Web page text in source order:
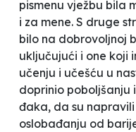
pismenu vježbu bila
i za mene. S druge
bilo na dobrovoljnoj
uključujući i one koji
učenju i učešću u
doprinio poboljšanju
đaka, da su
oslobađanju od